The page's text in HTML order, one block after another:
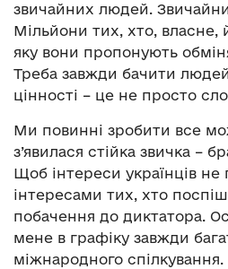
звичайних людей.
Мільйони тих, хто, власне,
яку вони пропонують
Треба завжди бачити
цінності – це не просто
Ми повинні зробити все
з’явилася стійка звичка –
Щоб інтереси українців не
інтересами тих, хто
побачення до диктатора.
мене в графіку завжди
міжнародного